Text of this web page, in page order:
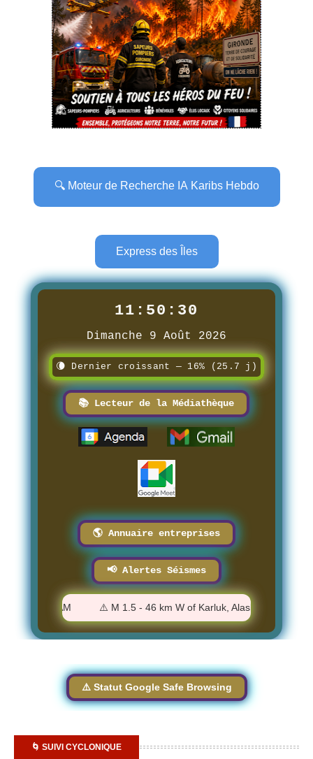
🔍 Moteur de Recherche IA Karibs Hebdo
Express des Îles
11:50:31
Dimanche 9 Août 2026
🌘 Dernier croissant — 16% (25.7 j)
📚 Lecteur de la Médiathèque
🌎 Annuaire entreprises
📢 Alertes Séismes
⚠️ M 1.5 - 46 km W of Karluk, Alaska - 11:34:22 AM
⚠️ Statut Google Safe Browsing
🌀 SUIVI CYCLONIQUE